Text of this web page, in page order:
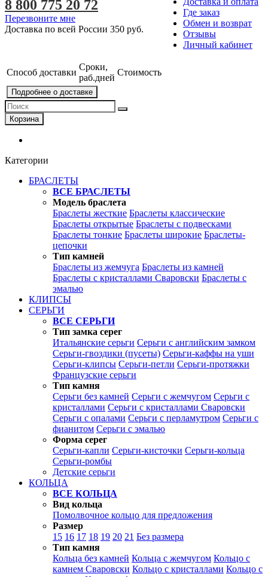
Где заказ
Обмен и возврат
Отзывы
Личный кабинет
8 800 775 20 72
Перезвоните мне
Доставка по всей России 350 руб.
Способ доставки
Сроки,
раб.дней
Стоимость
Подробнее о доставке
Корзина
Категории
БРАСЛЕТЫ
ВСЕ БРАСЛЕТЫ
Модель браслета
Браслеты жесткие Браслеты классические
Браслеты открытые Браслеты с подвесками
Браслеты тонкие Браслеты широкие Браслеты-
цепочки
Тип камней
Браслеты из жемчуга Браслеты из камней
Браслеты с кристаллами Сваровски Браслеты с
эмалью
КЛИПСЫ
СЕРЬГИ
ВСЕ СЕРЬГИ
Тип замка серег
Итальянские серьги Серьги с английским замком
Серьги-гвоздики (пусеты) Серьги-каффы на уши
Серьги-клипсы Серьги-петли Серьги-протяжки
Французские серьги
Тип камня
Серьги без камней Серьги с жемчугом Серьги с
кристаллами Серьги с кристаллами Сваровски
Серьги с опалами Серьги с перламутром Серьги с
фианитом Серьги с эмалью
Форма серег
Серьги-капли Серьги-кисточки Серьги-кольца
Серьги-ромбы
Детские серьги
КОЛЬЦА
ВСЕ КОЛЬЦА
Вид кольца
Помолвочное кольцо для предложения
Размер
15 16 17 18 19 20 21 Без размера
Тип камня
Кольца без камней Кольца с жемчугом Кольцо с
камнем Сваровски Кольцо с кристаллами Кольцо с